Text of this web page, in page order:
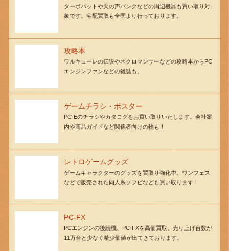
ターボパットや天の声バンクなどの周辺機器も買い取り対
象です。宅配買取も全国より行っております。
攻略本
ワルキューレの伝説やネクロマンサーなどの攻略本からPC
エンジンファンなどの雑誌も。
ゲームチラシ・ポスター
PC-Eのチラシやカタログをお買い取りいたします。会社案
内や商品ガイドなど関係者向けの物も！
レトロゲームグッズ
ゲームキャラクターのグッズを買取り強化中。ワンフェス
などで販売された同人系ソフビなども買い取ります！
PC-FX
PCエンジンの後続機、PC-FXを高価買取。売り上げ台数が
11万台と少なく希少価値が出てきております。